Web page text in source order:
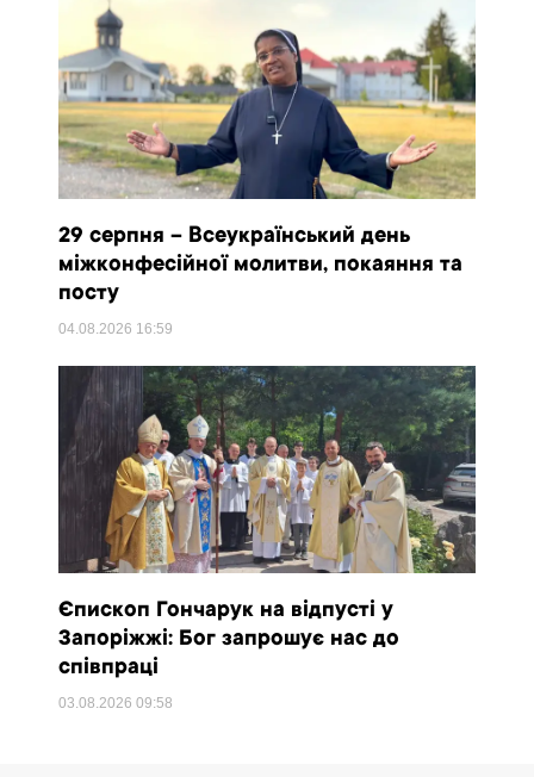
29 серпня – Всеукраїнський день
міжконфесійної молитви, покаяння та
посту
04.08.2026 16:59
Єпископ Гончарук на відпусті у
Запоріжжі: Бог запрошує нас до
співпраці
03.08.202609:58